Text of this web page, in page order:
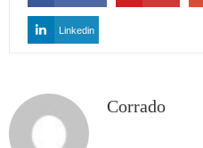
Linkedin
Corrado